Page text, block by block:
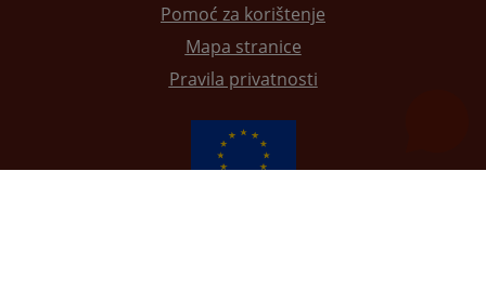
Pomoć za korištenje
Mapa stranice
Pravila privatnosti